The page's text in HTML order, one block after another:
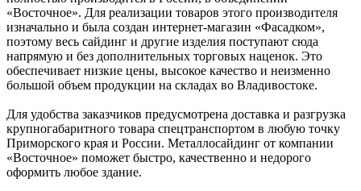
«Восточное». Для реализации товаров этого производителя
изначально и была создан интернет-магазин «Фасадком»,
поэтому весь сайдинг и другие изделия поступают сюда
напрямую и без дополнительных торговых наценок. Это
обеспечивает низкие цены, высокое качество и неизменно
большой объем продукции на складах во Владивостоке.
Для удобства заказчиков предусмотрена доставка и разгрузка
крупногабаритного товара спецтранспортом в любую точку
Приморского края и России. Металлосайдинг от компании
«Восточное» поможет быстро, качественно и недорого
оформить любое здание.